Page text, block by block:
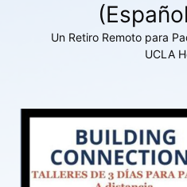
Un Retiro Remoto para
UCLA